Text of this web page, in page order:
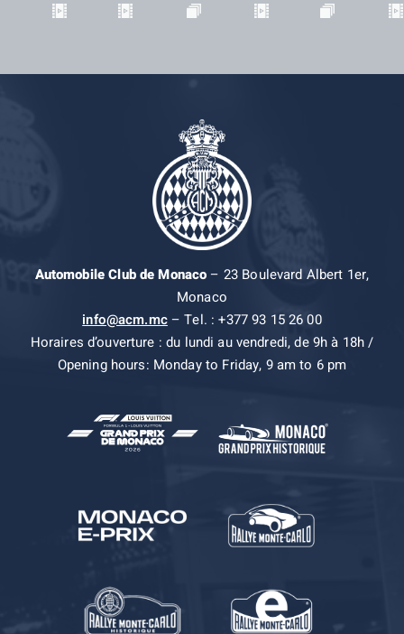
Automobile Club de Monaco– 23 Boulevard Albert 1er,
Monaco
info@acm.mc– Tel. : +377 93 15 26 00
Horaires d’ouverture : du lundi au vendredi, de 9h à 18h /
Opening hours: Monday to Friday, 9 am to 6 pm